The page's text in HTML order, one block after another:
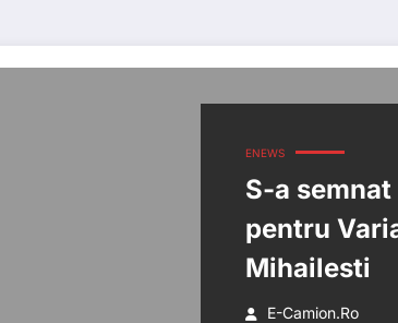
ENEWS
S-a
pentru
Mihailesti
E-Camion.ro